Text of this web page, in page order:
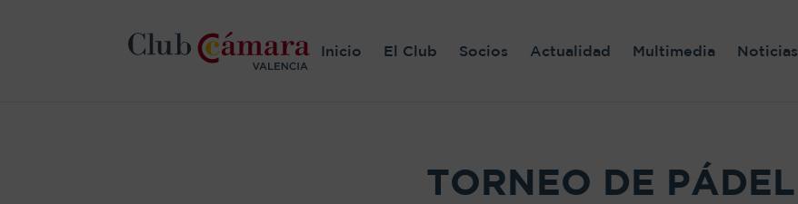
Inicio El Club Socios Actualidad Multimedia Noticias
TORNEO DE PÁDEL